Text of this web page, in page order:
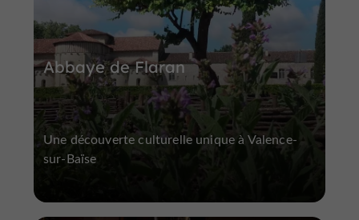
Abbaye de Flaran
Une découverte culturelle unique à Valence-
sur-Baïse